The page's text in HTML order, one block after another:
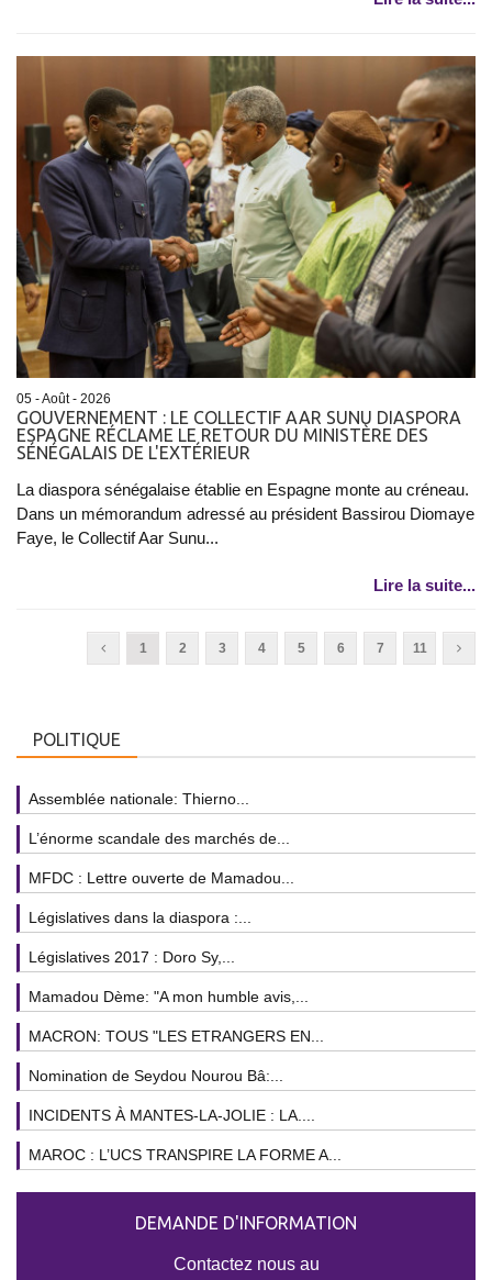
05 - Août - 2026
GOUVERNEMENT : LE COLLECTIF AAR SUNU DIASPORA
ESPAGNE RÉCLAME LE RETOUR DU MINISTÈRE DES
SÉNÉGALAIS DE L'EXTÉRIEUR
La diaspora sénégalaise établie en Espagne monte au créneau.
Dans un mémorandum adressé au président Bassirou Diomaye
Faye, le Collectif Aar Sunu...
Lire la suite...
1 2 3 4 5 6 7 11
POLITIQUE
Assemblée nationale: Thierno...
L’énorme scandale des marchés de...
MFDC : Lettre ouverte de Mamadou...
Législatives dans la diaspora :...
Législatives 2017 : Doro Sy,...
Mamadou Dème: "A mon humble avis,...
MACRON: TOUS "LES ETRANGERS EN...
Nomination de Seydou Nourou Bâ:...
INCIDENTS À MANTES-LA-JOLIE : LA....
MAROC : L’UCS TRANSPIRE LA FORME A...
DEMANDE D'INFORMATION
Contactez nous au